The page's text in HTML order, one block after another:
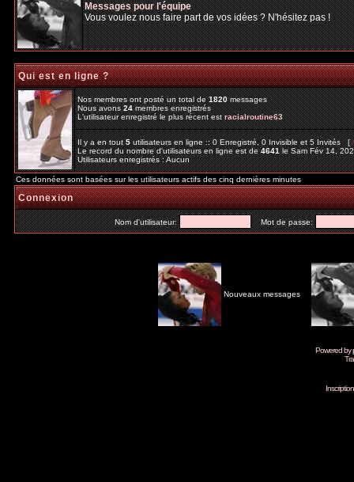
Messages pour l'équipe
Vous voulez nous faire part de vos idées ? N'hésitez pas !
Qui est en ligne ?
Nos membres ont posté un total de1820messages
Nous avons24membres enregistrés
L'utilisateur enregistré le plus récent estracialroutine63
Il y a en tout5utilisateurs en ligne :: 0 Enregistré, 0 Invisible et 5 Invités [
Le record du nombre d'utilisateurs en ligne est de4641le Sam Fév 14,
Utilisateurs enregistrés : Aucun
Ces données sont basées sur les utilisateurs actifs des cinq dernières minutes
Connexion
Nom d'utilisateur: Mot de passe:
Nouveaux messages
Powered by